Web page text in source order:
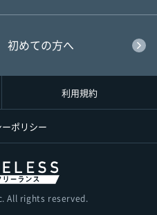
初めての方へ
All rights reserved.
利用規約
ポリシー